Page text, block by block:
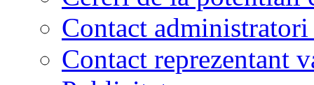
Contact
Contact reprezentant